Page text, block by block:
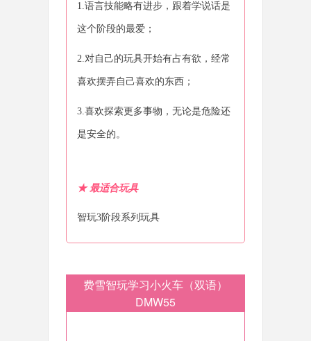
1.语言技能略有进步，跟着学说话是
这个阶段的最爱；
2.对自己的玩具开始有占有欲，经常
喜欢摆弄自己喜欢的东西；
3.喜欢探索更多事物，无论是危险还
是安全的。
★最适合玩具
智玩3阶段系列玩具
费雪智玩学习小火车（双语）
DMW55